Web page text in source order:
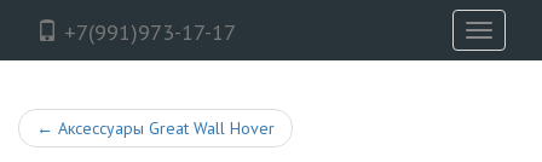
+7(991)973-17-17
Toggle
← Аксессуары Great Wall Hover